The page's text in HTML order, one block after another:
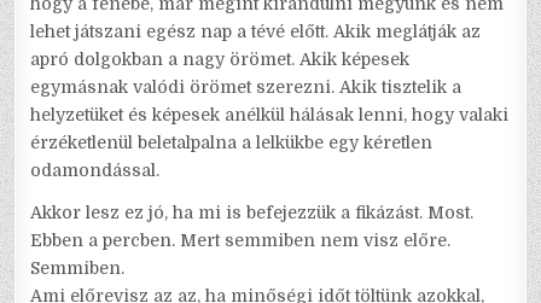
hogy a fenébe, már megint kirándulni megyünk és nem
lehet játszani egész nap a tévé előtt. Akik meglátják az
apró dolgokban a nagy örömet. Akik képesek
egymásnak valódi örömet szerezni. Akik tisztelik a
helyzetüket és képesek anélkül hálásak lenni, hogy valaki
érzéketlenül beletalpalna a lelkükbe egy kéretlen
odamondással.
Akkor lesz ez jó, ha mi is befejezzük a fikázást. Most.
Ebben a percben. Mert semmiben nem visz előre.
Semmiben.
Ami előrevisz az az, ha minőségi időt töltünk azokkal,